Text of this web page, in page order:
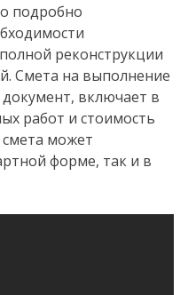
подробно
реконструкции
Смета на выполнение
включает в
работ и стоимость
может
форме, так и в